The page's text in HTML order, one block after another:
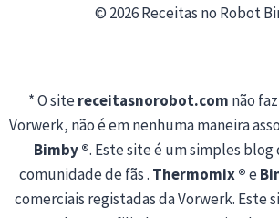
© 2026 Receitas no Robot
* O sitereceitasnorobot.com não
Vorwerk, não é em nenhuma maneira
Bimby ®. Este site é um simples blog
comunidade de fãs . Thermomix ®e
comerciais registadas da Vorwerk. Este